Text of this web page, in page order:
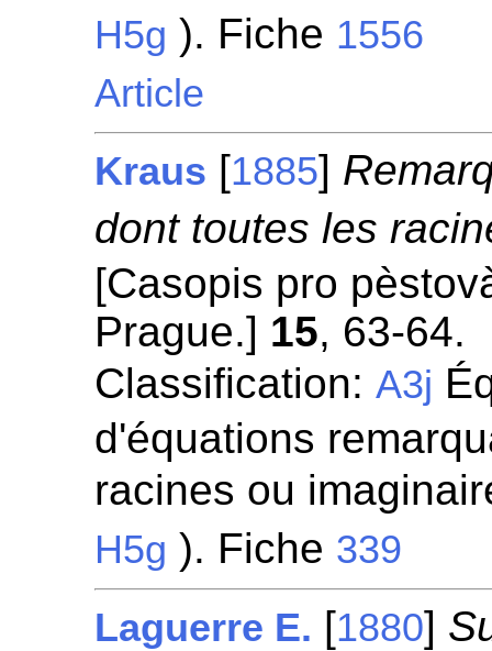
H5g ). Fiche 1556
Article
Kraus [1885]
dont toutes les
[Casopis pro
Prague.] 15, 63-64.
Classification:A3j
d'équations
racines ou
H5g ). Fiche 339
Laguerre E. [1880]